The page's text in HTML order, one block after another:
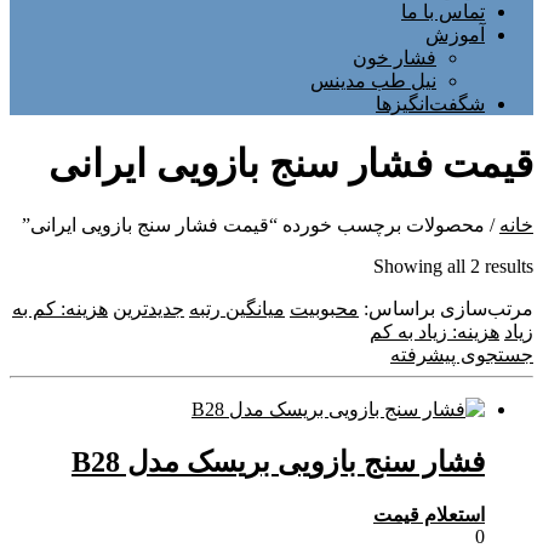
تماس با ما
آموزش
فشار خون
نیل طب مدینس
شگفت‌انگیزها
قیمت فشار سنج بازویی ایرانی
خانه / محصولات برچسب خورده “قیمت فشار سنج بازویی ایرانی”
Showing all 2 results
latestمرتب‌سازی براساس: محبوبیت میانگین رتبه جدیدترین هزینه: کم به
زیاد هزینه: زیاد به کم
جستجوی پیشرفته
فشار سنج بازویی بریسک مدل B28
استعلام قیمت
0